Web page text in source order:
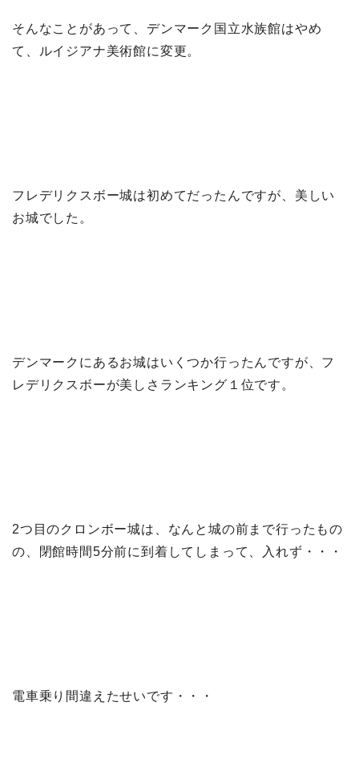
そんなことがあって、デンマーク国立水族館はやめ
て、ルイジアナ美術館に変更。
フレデリクスボー城は初めてだったんですが、美しい
お城でした。
デンマークにあるお城はいくつか行ったんですが、フ
レデリクスボーが美しさランキング１位です。
2つ目のクロンボー城は、なんと城の前まで行ったもの
の、閉館時間5分前に到着してしまって、入れず・・・
電車乗り間違えたせいです・・・